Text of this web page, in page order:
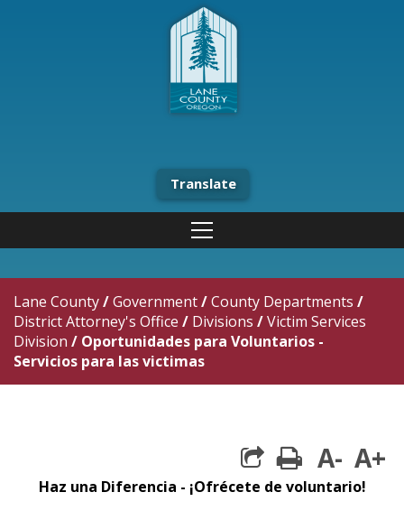
Translate
Lane County/Government/County Departments /
District Attorney's Office / Divisions /Victim Services
Division / Oportunidades para Voluntarios -
Servicios para las victimas
print
A- A+
Haz una Diferencia - ¡Ofrécete de voluntario!